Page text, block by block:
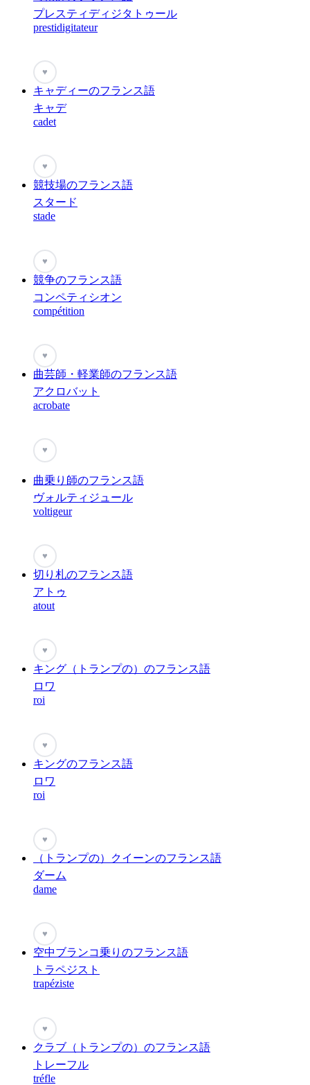
プレスティディジタトゥール
prestidigitateur
♥
キャディーのフランス語
キャデ
cadet
♥
競技場のフランス語
スタード
stade
♥
競争のフランス語
コンペティシオン
compétition
♥
曲芸師・軽業師のフランス語
アクロバット
acrobate
♥
曲乗り師のフランス語
ヴォルティジュール
voltigeur
♥
切り札のフランス語
アトゥ
atout
♥
キング（トランプの）のフランス語
ロワ
roi
♥
キングのフランス語
ロワ
roi
♥
（トランプの）クイーンのフランス語
ダーム
dame
♥
空中ブランコ乗りのフランス語
トラペジスト
trapéziste
♥
クラブ（トランプの）のフランス語
トレーフル
tréfle